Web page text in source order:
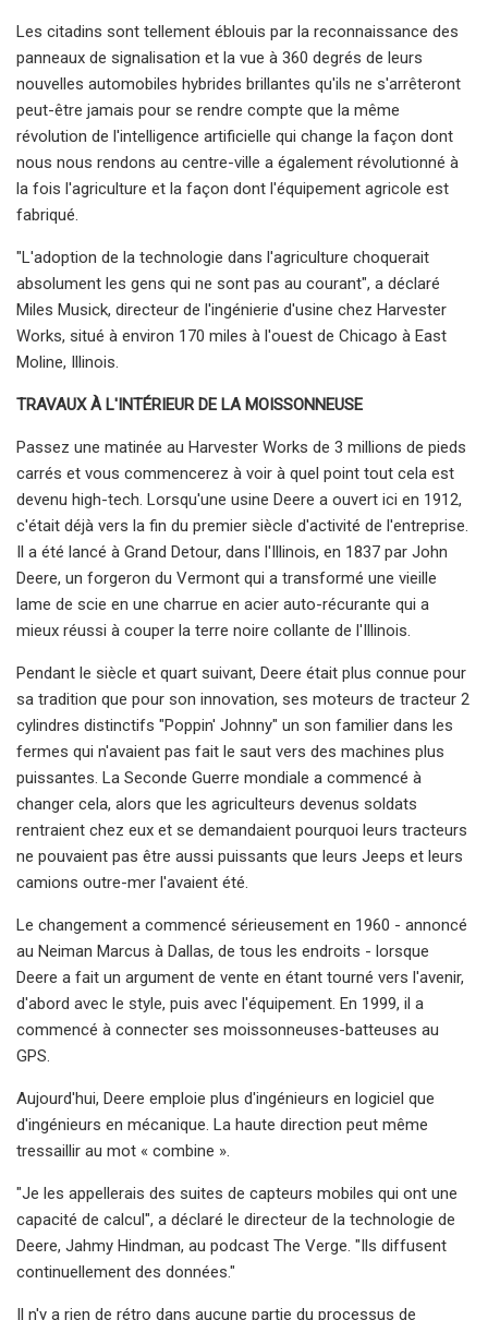
Les citadins sont tellement éblouis par la reconnaissance des
panneaux de signalisation et la vue à 360 degrés de leurs
nouvelles automobiles hybrides brillantes qu'ils ne s'arrêteront
peut-être jamais pour se rendre compte que la même
révolution de l'intelligence artificielle qui change la façon dont
nous nous rendons au centre-ville a également révolutionné à
la fois l'agriculture et la façon dont l'équipement agricole est
fabriqué.
"L'adoption de la technologie dans l'agriculture choquerait
absolument les gens qui ne sont pas au courant", a déclaré
Miles Musick, directeur de l'ingénierie d'usine chez Harvester
Works, situé à environ 170 miles à l'ouest de Chicago à East
Moline, Illinois.
TRAVAUX À L'INTÉRIEUR DE LA MOISSONNEUSE
Passez une matinée au Harvester Works de 3 millions de pieds
carrés et vous commencerez à voir à quel point tout cela est
devenu high-tech. Lorsqu'une usine Deere a ouvert ici en 1912,
c'était déjà vers la fin du premier siècle d'activité de l'entreprise.
Il a été lancé à Grand Detour, dans l'Illinois, en 1837 par John
Deere, un forgeron du Vermont qui a transformé une vieille
lame de scie en une charrue en acier auto-récurante qui a
mieux réussi à couper la terre noire collante de l'Illinois.
Pendant le siècle et quart suivant, Deere était plus connue pour
sa tradition que pour son innovation, ses moteurs de tracteur 2
cylindres distinctifs "Poppin' Johnny" un son familier dans les
fermes qui n'avaient pas fait le saut vers des machines plus
puissantes. La Seconde Guerre mondiale a commencé à
changer cela, alors que les agriculteurs devenus soldats
rentraient chez eux et se demandaient pourquoi leurs tracteurs
ne pouvaient pas être aussi puissants que leurs Jeeps et leurs
camions outre-mer l'avaient été.
Le changement a commencé sérieusement en 1960 - annoncé
au Neiman Marcus à Dallas, de tous les endroits - lorsque
Deere a fait un argument de vente en étant tourné vers l'avenir,
d'abord avec le style, puis avec l'équipement. En 1999, il a
commencé à connecter ses moissonneuses-batteuses au
GPS.
Aujourd'hui, Deere emploie plus d'ingénieurs en logiciel que
d'ingénieurs en mécanique. La haute direction peut même
tressaillir au mot « combine ».
"Je les appellerais des suites de capteurs mobiles qui ont une
capacité de calcul", a déclaré le directeur de la technologie de
Deere, Jahmy Hindman, au podcast The Verge. "Ils diffusent
continuellement des données."
Il n'y a rien de rétro dans aucune partie du processus de